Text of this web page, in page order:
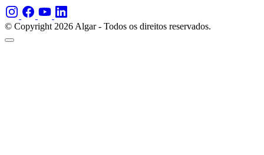
© Copyright 2026 Algar - Todos os direitos reservados.